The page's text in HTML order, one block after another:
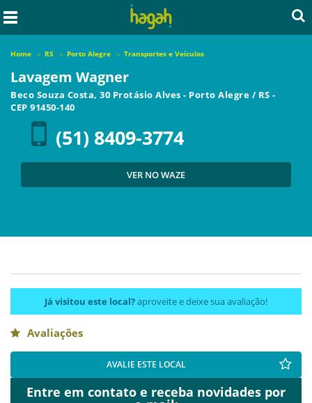
Home RS Porto Alegre Transportes e Veículos
Lavagem Wagner
Beco Souza Costa, 30 Protásio Alves - Porto Alegre / RS -
CEP 91450-140
(51) 8409-3774
VER NO WAZE
Já visitou este local?aproveite e deixe sua avaliação!
Avaliações
AVALIE ESTE LOCAL
Entre em contato e receba novidades por